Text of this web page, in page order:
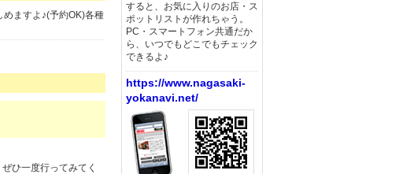
ますよ♪(予約OK)各種
ひ一度行ってみてく
すると、お気に入りのお店・ス
ポットリストが作れちゃう。
PC・スマートフォン共通だか
ら、いつでもどこでもチェック
できるよ♪
https://www.nagasaki-
yokanavi.net/